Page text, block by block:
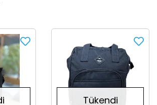
Tükendi